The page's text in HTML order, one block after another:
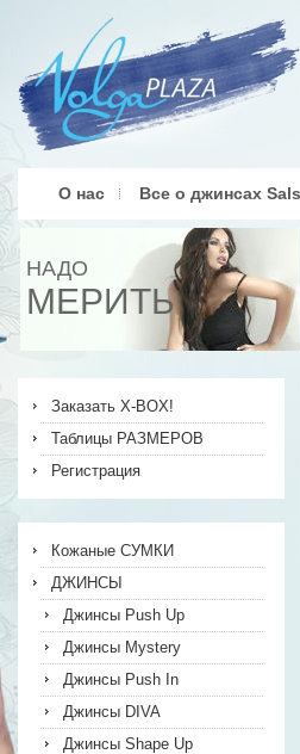
НАДО
МЕРИТЬ
О нас Все о джинсах
Заказать X-BOX!
Таблицы РАЗМЕРОВ
Регистрация
Кожаные СУМКИ
ДЖИНСЫ
Джинсы Push Up
Джинсы Mystery
Джинсы Push In
Джинсы DIVA
Джинсы Shape Up